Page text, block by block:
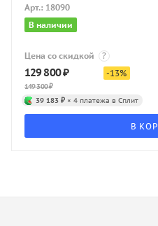
Арт.: 18090
В наличии
Цена со скидкой ?
129 800₽
149 300₽
-13%
39 183 ₽ × 4 платежа в Сплит
В